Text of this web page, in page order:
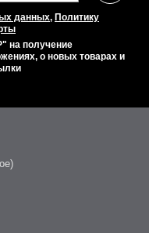
данных, Политику
на получение
о новых товарах и